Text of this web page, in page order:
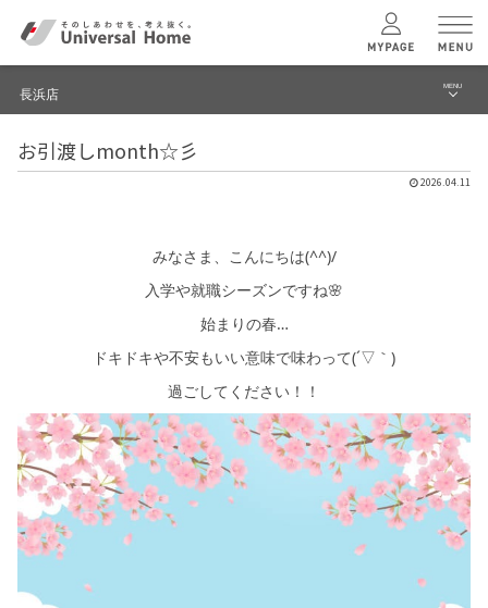
ユニバーサルホームの特長
テクノロジー
建築実例
モデルハウス検索・見学予約
シミュレーション
長浜店 MENU
ブログ
モデルハウス見学予約
お引渡しmonth☆彡
2026.04.11
みなさま、こんにちは(^^)/
入学や就職シーズンですね🌸
始まりの春…
ドキドキや不安もいい意味で味わって(´▽｀)
過ごしてください！！